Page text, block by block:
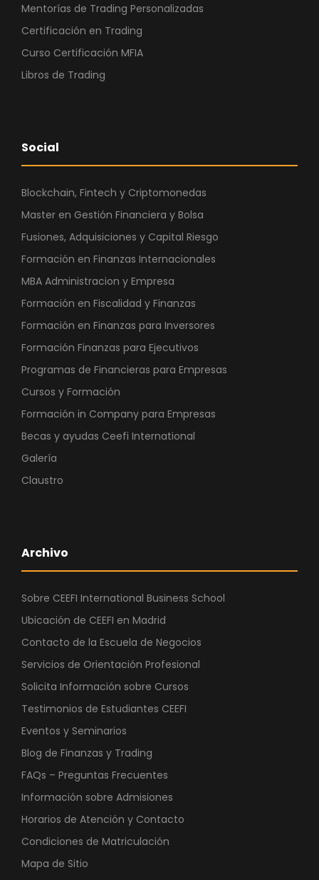
Mentorías de Trading Personalizadas
Certificación en Trading
Curso Certificación MFIA
Libros de Trading
Social
Blockchain, Fintech y Criptomonedas
Master en Gestión Financiera y Bolsa
Fusiones, Adquisiciones y Capital Riesgo
Formación en Finanzas Internacionales
MBA Administracion y Empresa
Formación en Fiscalidad y Finanzas
Formación en Finanzas para Inversores
Formación Finanzas para Ejecutivos
Programas de Financieras para Empresas
Cursos y Formación
Formación in Company para Empresas
Becas y ayudas Ceefi International
Galería
Claustro
Archivo
Sobre CEEFI International Business School
Ubicación de CEEFI en Madrid
Contacto de la Escuela de Negocios
Servicios de Orientación Profesional
Solicita Información sobre Cursos
Testimonios de Estudiantes CEEFI
Eventos y Seminarios
Blog de Finanzas y Trading
FAQs – Preguntas Frecuentes
Información sobre Admisiones
Horarios de Atención y Contacto
Condiciones de Matriculación
Mapa de Sitio